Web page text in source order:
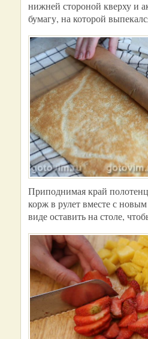
нижней стороной кверху и
бумагу, на которой
Приподнимая край
корж в рулет вместе с
виде оставить на столе,